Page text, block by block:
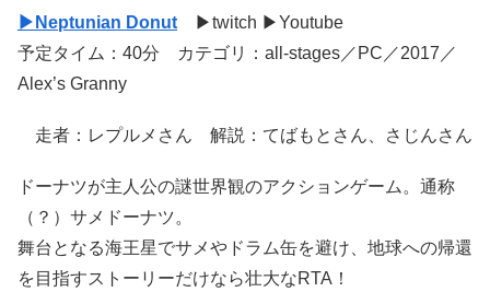
▶Neptunian Donut ▶twitch ▶Youtube
予定タイム：40分 カテゴリ：all-stages／PC／2017／
Alex’s Granny
走者：レプルメさん 解説：てばもとさん、さじんさん
ドーナツが主人公の謎世界観のアクションゲーム。通称
（？）サメドーナツ。
舞台となる海王星でサメやドラム缶を避け、地球への帰還
を目指すストーリーだけなら壮大なRTA！